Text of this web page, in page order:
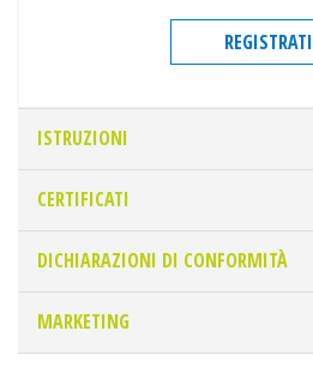
REGISTRATI
ISTRUZIONI
CERTIFICATI
DICHIARAZIONI DI CONFORMITÀ
MARKETING